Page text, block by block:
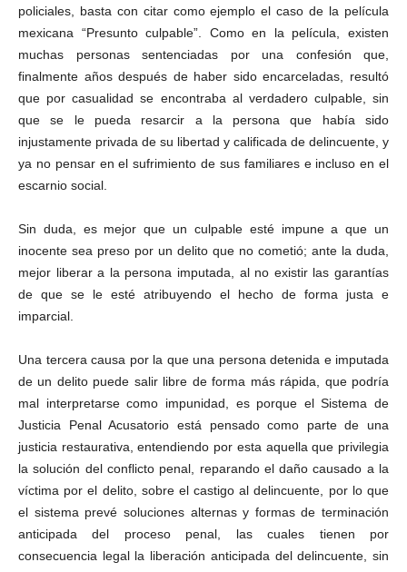
policiales, basta con citar como ejemplo el caso de la película
mexicana “Presunto culpable”. Como en la película, existen
muchas personas sentenciadas por una confesión que,
finalmente años después de haber sido encarceladas, resultó
que por casualidad se encontraba al verdadero culpable, sin
que se le pueda resarcir a la persona que había sido
injustamente privada de su libertad y calificada de delincuente, y
ya no pensar en el sufrimiento de sus familiares e incluso en el
escarnio social.
Sin duda, es mejor que un culpable esté impune a que un
inocente sea preso por un delito que no cometió; ante la duda,
mejor liberar a la persona imputada, al no existir las garantías
de que se le esté atribuyendo el hecho de forma justa e
imparcial.
Una tercera causa por la que una persona detenida e imputada
de un delito puede salir libre de forma más rápida, que podría
mal interpretarse como impunidad, es porque el Sistema de
Justicia Penal Acusatorio está pensado como parte de una
justicia restaurativa, entendiendo por esta aquella que privilegia
la solución del conflicto penal, reparando el daño causado a la
víctima por el delito, sobre el castigo al delincuente, por lo que
el sistema prevé soluciones alternas y formas de terminación
anticipada del proceso penal, las cuales tienen por
consecuencia legal la liberación anticipada del delincuente, sin